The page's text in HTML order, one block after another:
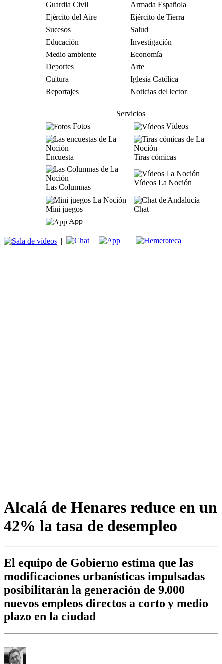
Guardia Civil
Armada Española
Ejército del Aire
Ejército de Tierra
Sucesos
Salud
Educación
Investigación
Medio ambiente
Economía
Deportes
Arte
Cultura
Iglesia Católica
Reportajes
Noticias del lector
Servicios
Fotos
Vídeos
Encuesta Tiras cómicas
Las Columnas
Vídeos La Noción
Mini juegos
Chat
App
| | |
Alcalá de Henares reduce en un
42% la tasa de desempleo
El equipo de Gobierno estima que las
modificaciones urbanísticas impulsadas
posibilitarán la generación de 9.000
nuevos empleos directos a corto y medio
plazo en la ciudad